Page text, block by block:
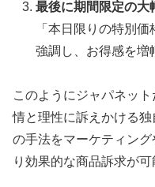
最後に期間限定の大
「本日限りの特別
強調し、お得感を増
このようにジャパネッ
情と理性に訴えかける
の手法をマーケティン
り効果的な商品訴求が可